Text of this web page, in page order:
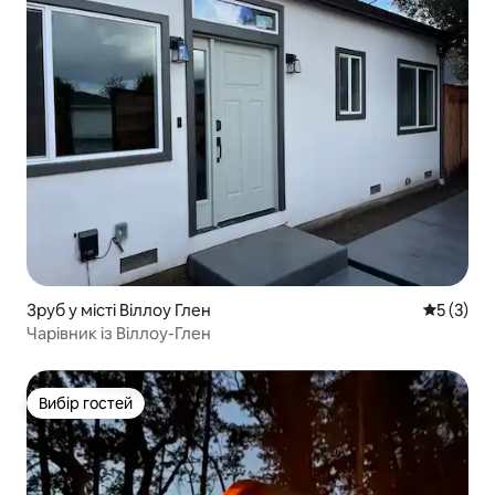
Зруб у місті Віллоу Глен Середня
5 (3)
Чарівник із Віллоу-Глен
Вибір гостей
Вибір гостей